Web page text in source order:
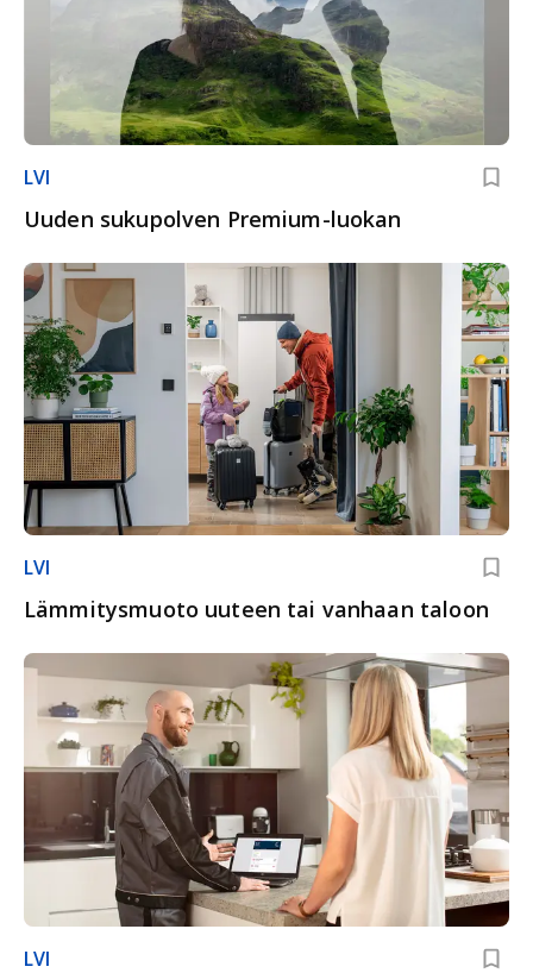
LVI
Uuden sukupolven Premium-luokan
LVI
Lämmitysmuoto uuteen tai vanhaan taloon
LVI